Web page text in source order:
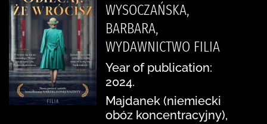
WYSOCZAŃSKA,
BARBARA,
WYDAWNICTWO FILIA
Year of publication:
2024.
Majdanek (niemiecki
obóz koncentracyjny),